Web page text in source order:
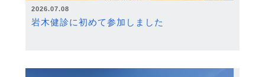
2026.07.08
岩木健診に初めて参加しました